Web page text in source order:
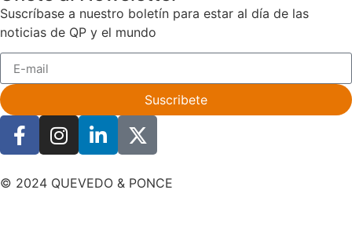
Suscríbase a nuestro boletín para estar al día de las
noticias de QP y el mundo
Suscribete
© 2024 QUEVEDO & PONCE